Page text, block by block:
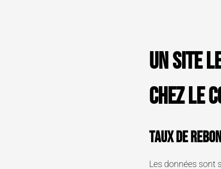
Un site
chez le
Taux de
Les données sont